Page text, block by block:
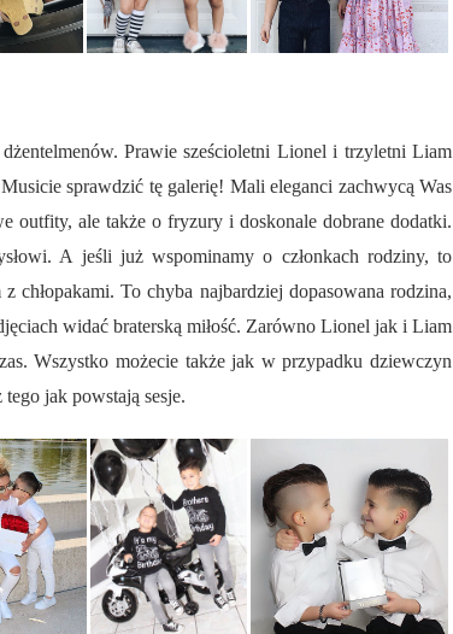
Prawie sześcioletni Lionel i trzyletni Liam
sprawdzić tę galerię! Mali eleganci zachwycą Was
ale także o fryzury i doskonale dobrane dodatki.
A jeśli już wspominamy o członkach rodziny, to
chłopakami. To chyba najbardziej dopasowana rodzina,
widać braterską miłość. Zarówno Lionel jak i Liam
Wszystko możecie także jak w przypadku dziewczyn
jak powstają sesje.